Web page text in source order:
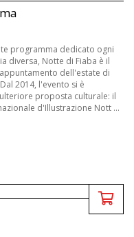
programma dedicato ogni
diversa, Notte di Fiaba è il
dell'estate di
2014, l'evento si è
proposta culturale: il
d'Illustrazione Nott ...